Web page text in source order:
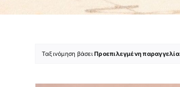
Ταξινόμηση βάσειΠροεπιλεγμένη παραγγελία